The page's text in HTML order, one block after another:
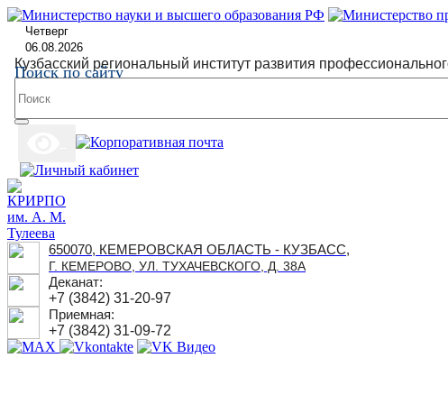
Четверг
06.08.2026
Кузбасский региональный институт развития
Поиск по сайту
650070, КЕМЕРОВСКАЯ ОБЛАСТЬ - КУЗБАСС,
Г. КЕМЕРОВО, УЛ. ТУХАЧЕВСКОГО, Д. 38А
Деканат:
+7 (3842) 31-20-97
Приемная:
+7 (3842) 31-09-72